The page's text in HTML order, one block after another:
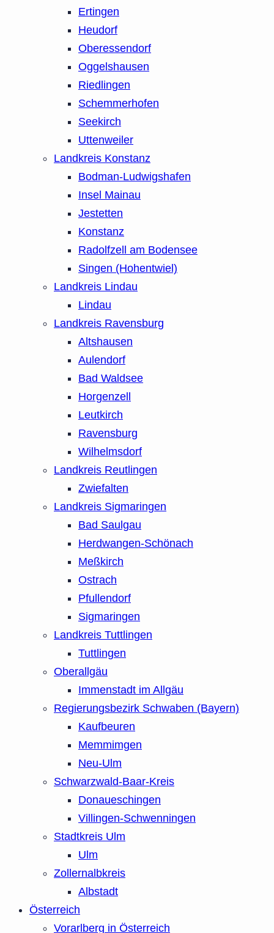
Ertingen
Heudorf
Oberessendorf
Oggelshausen
Riedlingen
Schemmerhofen
Seekirch
Uttenweiler
Landkreis Konstanz
Bodman-Ludwigshafen
Insel Mainau
Jestetten
Konstanz
Radolfzell am Bodensee
Singen (Hohentwiel)
Landkreis Lindau
Lindau
Landkreis Ravensburg
Altshausen
Aulendorf
Bad Waldsee
Horgenzell
Leutkirch
Ravensburg
Wilhelmsdorf
Landkreis Reutlingen
Zwiefalten
Landkreis Sigmaringen
Bad Saulgau
Herdwangen-Schönach
Meßkirch
Ostrach
Pfullendorf
Sigmaringen
Landkreis Tuttlingen
Tuttlingen
Oberallgäu
Immenstadt im Allgäu
Regierungsbezirk Schwaben (Bayern)
Kaufbeuren
Memmimgen
Neu-Ulm
Schwarzwald-Baar-Kreis
Donaueschingen
Villingen-Schwenningen
Stadtkreis Ulm
Ulm
Zollernalbkreis
Albstadt
Österreich
Vorarlberg in Österreich